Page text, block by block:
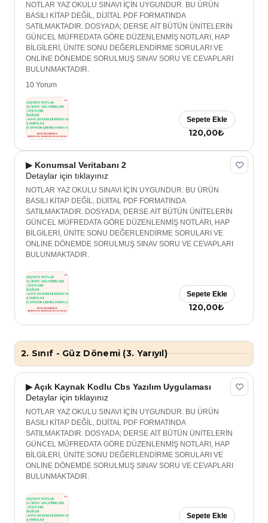
NOTLAR YAZ OKULU SINAVI İÇİN UYGUNDUR. BU ÜRÜN
BASILI KİTAP DEĞİL, DİJİTAL PDF FORMATINDA
SATILMAKTADIR. DOSYADA; DERSE AİT BÜTÜN ÜNİTELERİN
GÜNCEL MÜFREDATA GÖRE DÜZENLENMİŞ NOTLARI, HAP
BİLGİLERİ, ÜNİTE SONU DEĞERLENDİRME SORULARI VE
ONLİNE DÖNEMDE SORULMUŞ SINAV SORU VE CEVAPLARI
BULUNMAKTADIR.
10 Yorum
120,00₺
Sepete Ekle
▶ Konumsal Veritabanı 2
Detaylar için tıklayınız
NOTLAR YAZ OKULU SINAVI İÇİN UYGUNDUR. BU ÜRÜN
BASILI KİTAP DEĞİL, DİJİTAL PDF FORMATINDA
SATILMAKTADIR. DOSYADA; DERSE AİT BÜTÜN ÜNİTELERİN
GÜNCEL MÜFREDATA GÖRE DÜZENLENMİŞ NOTLARI, HAP
BİLGİLERİ, ÜNİTE SONU DEĞERLENDİRME SORULARI VE
ONLİNE DÖNEMDE SORULMUŞ SINAV SORU VE CEVAPLARI
BULUNMAKTADIR.
120,00₺
Sepete Ekle
2. Sınıf - Güz Dönemi (3. Yarıyıl)
▶ Açık Kaynak Kodlu Cbs Yazılım Uygulaması
Detaylar için tıklayınız
NOTLAR YAZ OKULU SINAVI İÇİN UYGUNDUR. BU ÜRÜN
BASILI KİTAP DEĞİL, DİJİTAL PDF FORMATINDA
SATILMAKTADIR. DOSYADA; DERSE AİT BÜTÜN ÜNİTELERİN
GÜNCEL MÜFREDATA GÖRE DÜZENLENMİŞ NOTLARI, HAP
BİLGİLERİ, ÜNİTE SONU DEĞERLENDİRME SORULARI VE
ONLİNE DÖNEMDE SORULMUŞ SINAV SORU VE CEVAPLARI
BULUNMAKTADIR.
Sepete Ekle